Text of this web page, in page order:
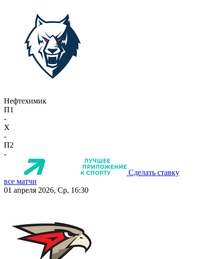
Нефтехимик
П1
-
X
-
П2
-
Сделать ставку
все матчи
01 апреля 2026, Ср, 16:30